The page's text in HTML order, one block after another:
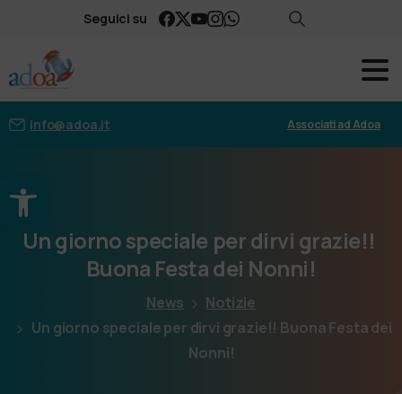
Apri la barra degli strumenti
Seguici su
info@adoa.it Associati ad Adoa
Ungiornospeciale perdirvi grazie!!
Buona Festadei Nonni!
News
Notizie
Un giorno speciale per dirvi grazie!! Buona Festa dei
Nonni!